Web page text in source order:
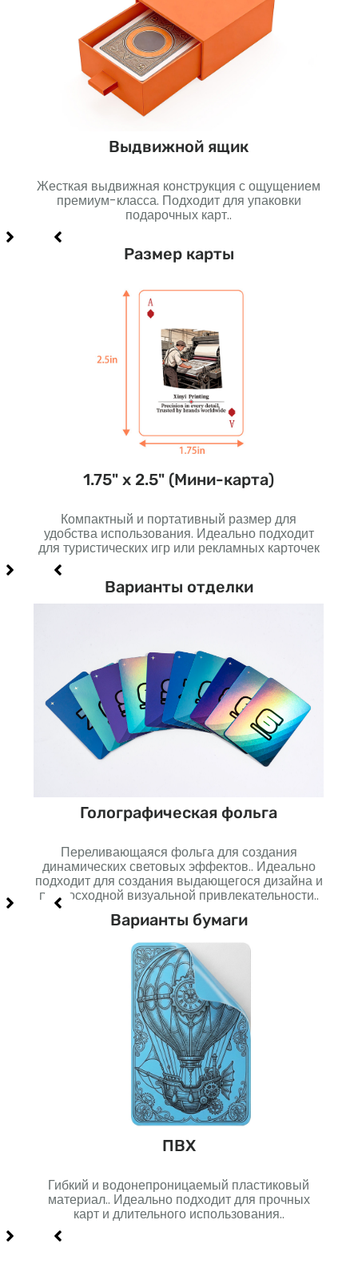
Выдвижной ящик
Жесткая выдвижная конструкция с ощущением
премиум-класса. Подходит для упаковки
подарочных карт..
Размер карты
1.75" х 2.5" (Мини-карта)
Компактный и портативный размер для
удобства использования. Идеально подходит
для туристических игр или рекламных карточек
Варианты отделки
Голографическая фольга
Переливающаяся фольга для создания
динамических световых эффектов.. Идеально
подходит для создания выдающегося дизайна и
превосходной визуальной привлекательности..
Варианты бумаги
ПВХ
Гибкий и водонепроницаемый пластиковый
материал.. Идеально подходит для прочных
карт и длительного использования..